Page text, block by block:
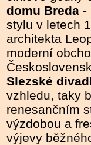
domu Breda -
stylu v letech
architekta
moderní
Slezské
vzhledu, taky
renesančním
výzdobou a
výjevy